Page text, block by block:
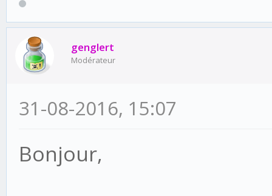
genglert
Modérateur
31-08-2016, 15:07
Bonjour,